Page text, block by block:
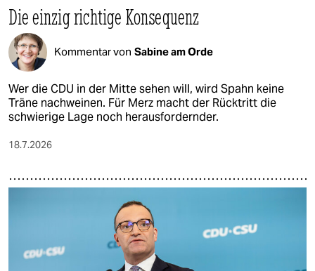
Die einzig richtige Konsequenz
Kommentar von Sabine am Orde
Wer die CDU in der Mitte sehen will, wird Spahn keine
Träne nachweinen. Für Merz macht der Rücktritt die
schwierige Lage noch herausfordernder.
18.7.2026